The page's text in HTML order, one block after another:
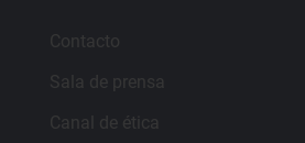
Contacto
Sala de prensa
Canal de ética